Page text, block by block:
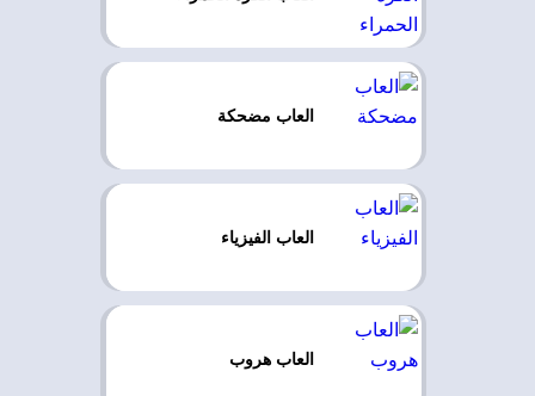
العاب مضحكة
العاب الفيزياء
العاب هروب